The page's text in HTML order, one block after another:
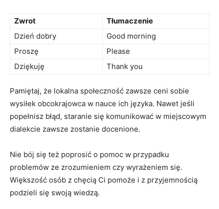
Zwrot
Tłumaczenie
Dzień dobry
Good morning
Proszę
Please
Dziękuję
Thank you
Pamiętaj, że lokalna społeczność zawsze ceni sobie
⁣wysiłek obcokrajowca w nauce ich ⁤języka. Nawet jeśli
popełnisz błąd, staranie się komunikować‍ w miejscowym
dialekcie zawsze zostanie docenione.
Nie bój się‌ też poprosić⁢ o pomoc w przypadku
problemów ze zrozumieniem czy wyrażeniem się.
Większość osób z chęcią Ci pomoże i‍ z przyjemnością
podzieli się swoją wiedzą.